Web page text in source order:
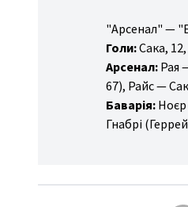
"Арсенал" —
Голи:Сака,
Арсенал: Рая
67), Райс —
Баварія: Ноєр
Гнабрі